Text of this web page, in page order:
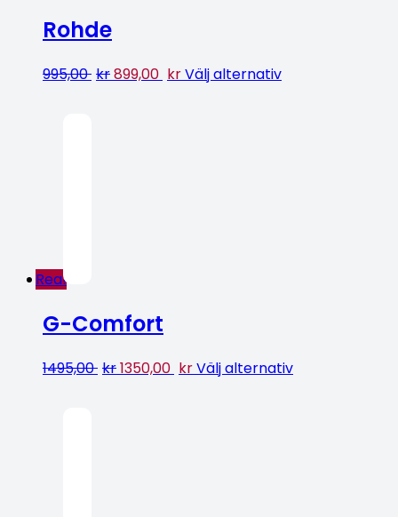
Rohde
995,00 kr899,00 krVälj alternativ
Rea!
G-Comfort
1495,00 kr1350,00 krVälj alternativ